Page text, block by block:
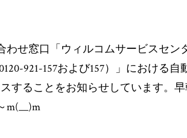
わせ窓口「ウィルコムサービスセン
921-157および157）」における
することをお知らせしています。
m(__)m